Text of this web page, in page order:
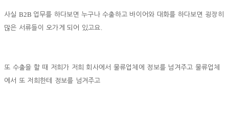
사실 B2B 업무를 하다보면 누구나 수출하고 바이어와 대화를 하다보면 굉장히
많은 서류들이 오가게 되어 있고요.
또 수출을 할 때 저희가 저희 회사에서 물류업체에 정보를 넘겨주고 물류업체
에서 또 저희한테 정보를 넘겨주고